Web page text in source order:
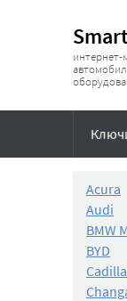
Acura
Audi
BMW
BYD